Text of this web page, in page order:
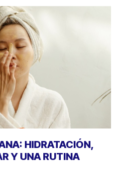
HIDRATACIÓN,
Y UNA RUTINA